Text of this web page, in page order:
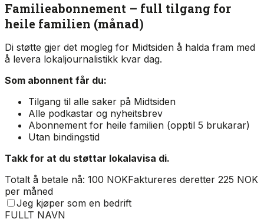
Familieabonnement – full tilgang for
heile familien (månad)
Di støtte gjer det mogleg for Midtsiden å halda fram med
å levera lokaljournalistikk kvar dag.
Som abonnent får du:
Tilgang til alle saker på Midtsiden
Alle podkastar og nyheitsbrev
Abonnement for heile familien (opptil 5 brukarar)
Utan bindingstid
Takk for at du støttar lokalavisa di.
Totalt å betale nå: 100 NOKFaktureres deretter 225 NOK
per måned
Jeg kjøper som en bedrift
FULLT NAVN